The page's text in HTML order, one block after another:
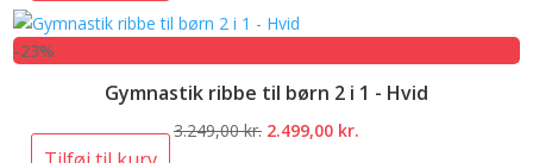
var:
-23%
Gymnastik ribbe til børn 2 i 1 - Hvid
3.249,00kr. Den
2.499,00 kr.